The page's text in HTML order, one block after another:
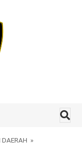
DAERAH »